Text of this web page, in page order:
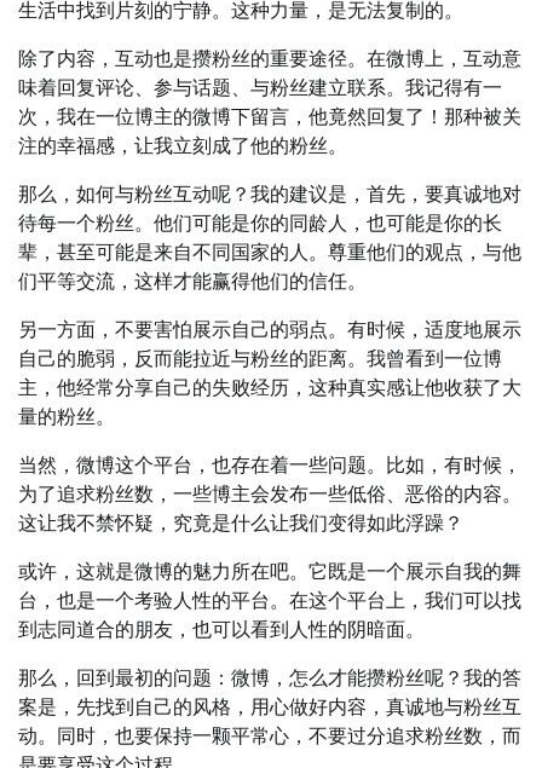
生活中找到片刻的宁静。这种力量，是无法复制的。
除了内容，互动也是攒粉丝的重要途径。在微博上，互动意
味着回复评论、参与话题、与粉丝建立联系。我记得有一
次，我在一位博主的微博下留言，他竟然回复了！那种被关
注的幸福感，让我立刻成了他的粉丝。
那么，如何与粉丝互动呢？我的建议是，首先，要真诚地对
待每一个粉丝。他们可能是你的同龄人，也可能是你的长
辈，甚至可能是来自不同国家的人。尊重他们的观点，与他
们平等交流，这样才能赢得他们的信任。
另一方面，不要害怕展示自己的弱点。有时候，适度地展示
自己的脆弱，反而能拉近与粉丝的距离。我曾看到一位博
主，他经常分享自己的失败经历，这种真实感让他收获了大
量的粉丝。
当然，微博这个平台，也存在着一些问题。比如，有时候，
为了追求粉丝数，一些博主会发布一些低俗、恶俗的内容。
这让我不禁怀疑，究竟是什么让我们变得如此浮躁？
或许，这就是微博的魅力所在吧。它既是一个展示自我的舞
台，也是一个考验人性的平台。在这个平台上，我们可以找
到志同道合的朋友，也可以看到人性的阴暗面。
那么，回到最初的问题：微博，怎么才能攒粉丝呢？我的答
案是，先找到自己的风格，用心做好内容，真诚地与粉丝互
动。同时，也要保持一颗平常心，不要过分追求粉丝数，而